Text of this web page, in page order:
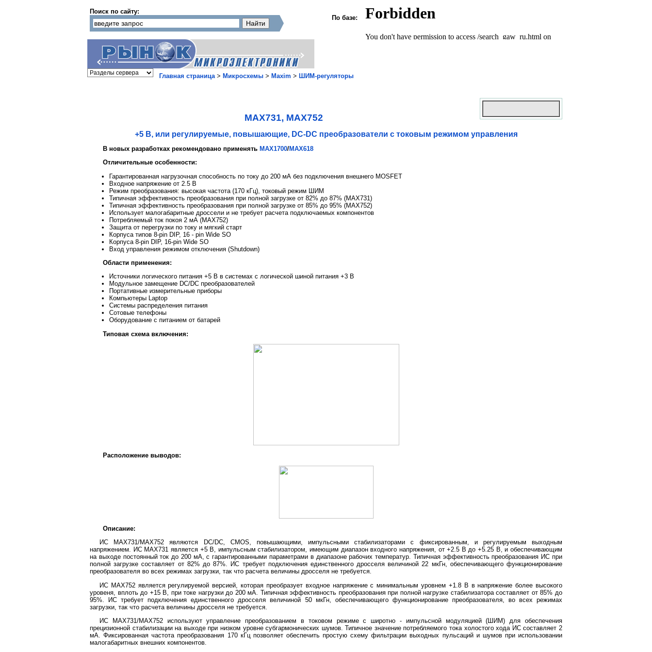
Поиск по сайту:
По базе:
Главная страница> Микросхемы > Maxim > ШИМ-регуляторы
MAX731, MAX752
+5 В, или регулируемые, повышающие, DC-DC преобразователи с токовым режимом управления
В новых разработках рекомендовано применять MAX1700/MAX618
Отличительные особенности:
Гарантированная нагрузочная способность по току до 200 мА без подключения внешнего MOSFET
Входное напряжение от 2.5 В
Режим преобразования: высокая частота (170 кГц), токовый режим ШИМ
Типичная эффективность преобразования при полной загрузке от 82% до 87% (MAX731)
Типичная эффективность преобразования при полной загрузке от 85% до 95% (MAX752)
Использует малогабаритные дроссели и не требует расчета подключаемых компонентов
Потребляемый ток покоя 2 мА (MAX752)
Защита от перегрузки по току и мягкий старт
Корпуса типов 8-pin DIP, 16 - pin Wide SO
Корпуса 8-pin DIP, 16-pin Wide SO
Вход управления режимом отключения (Shutdown)
Области применения:
Источники логического питания +5 В в системах с логической шиной питания +3 В
Модульное замещение DC/DC преобразователей
Портативные измерительные приборы
Компьютеры Laptop
Системы распределения питания
Сотовые телефоны
Оборудование с питанием от батарей
Типовая схема включения:
Расположение выводов:
Описание:
ИС MAX731/MAX752 являются DC/DC, CMOS, повышающими, импульсными стабилизаторами с фиксированным, и регулируемым выходным
напряжением. ИС MAX731 является +5 В, импульсным стабилизатором, имеющим диапазон входного напряжения, от +2.5 В до +5.25 В, и обеспечивающим
на выходе постоянный ток до 200 мА, с гарантированными параметрами в диапазоне рабочих температур. Типичная эффективность преобразования ИС при
полной загрузке составляет от 82% до 87%. ИС требует подключения единственного дросселя величиной 22 мкГн, обеспечивающего функционирование
преобразователя во всех режимах загрузки, так что расчета величины дросселя не требуется.
ИС MAX752 является регулируемой версией, которая преобразует входное напряжение с минимальным уровнем +1.8 В в напряжение более высокого
уровеня, вплоть до +15 В, при токе нагрузки до 200 мА. Типичная эффективность преобразования при полной нагрузке стабилизатора составляет от 85% до
95%. ИС требует подключения единственного дросселя величиной 50 мкГн, обеспечивающего функционирование преобразователя, во всех режимах
загрузки, так что расчета величины дросселя не требуется.
ИС MAX731/MAX752 используют управление преобразованием в токовом режиме с широтно - импульсной модуляцией (ШИМ) для обеспечения
прецизионной стабилизации на выходе при низком уровне субгармонических шумов. Типичное значение потребляемого тока холостого хода ИС составляет 2
мА. Фиксированная частота преобразования 170 кГц позволяет обеспечить простую схему фильтрации выходных пульсаций и шумов при использовании
малогабаритных внешних компонентов.